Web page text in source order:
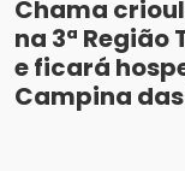
Chama
na 3ª
e ficará
Campina